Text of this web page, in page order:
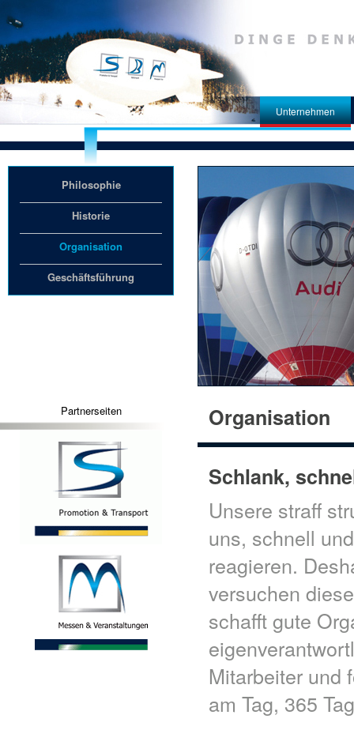
Unternehmen
Organisation
Schlank,
Unsere straff
uns, schnell
reagieren.
versuchen
schafft gute
Mitarbeiter und
am Tag, 365
Philosophie
Historie
Organisation
Geschäftsführung
Partnerseiten